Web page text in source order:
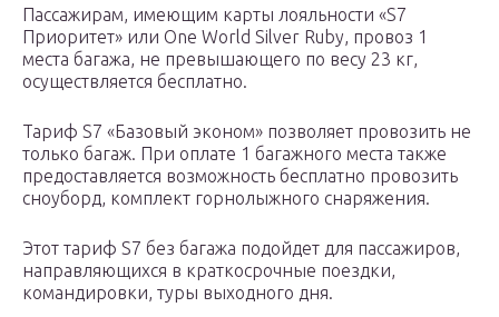
Пассажирам, имеющим карты лояльности «S7
Приоритет» или One World Silver Ruby, провоз 1
места багажа, не превышающего по весу 23 кг,
осуществляется бесплатно.
Тариф S7 «Базовый эконом» позволяет провозить не
только багаж. При оплате 1 багажного места также
предоставляется возможность бесплатно провозить
сноуборд, комплект горнолыжного снаряжения.
Этот тариф S7 без багажа подойдет для пассажиров,
направляющихся в краткосрочные поездки,
командировки, туры выходного дня.